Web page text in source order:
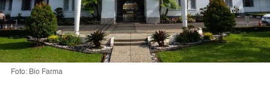
Foto: Bio Farma